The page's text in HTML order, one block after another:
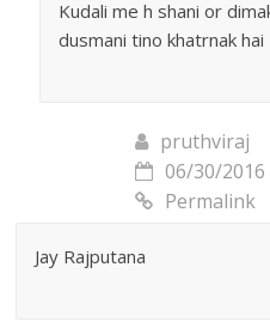
Kudali me h shani or
dusmani tino khatrnak hai
pruthviraj
06/30/2016
Permalink
Jay Rajputana